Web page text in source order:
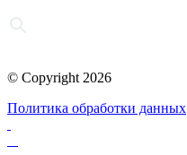
© Copyright 2026
Политика обработки данных